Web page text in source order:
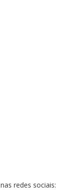
nas redes sociais: